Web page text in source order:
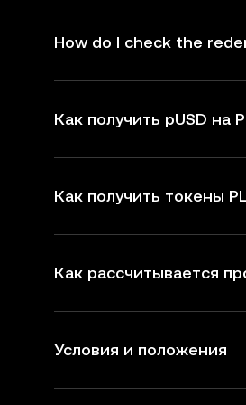
How do I check the
Как получить pUSD на
Как получить токены
Как рассчитывается
Условия и положения